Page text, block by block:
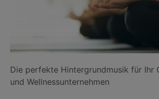
Die perfekte Hintergrundmusik für Ihr
und Wellnessunternehmen